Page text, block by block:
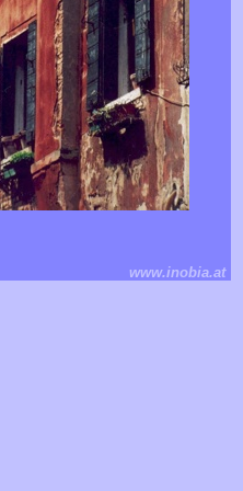
www.inobia.at